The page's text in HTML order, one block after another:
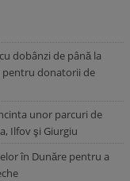
dobânzi de până la
pentru donatorii de
unor parcuri de
Ilfov şi Giurgiu
în Dunăre pentru a